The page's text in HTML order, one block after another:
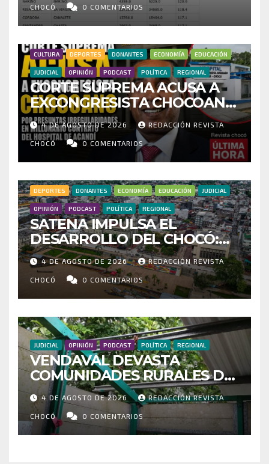
INVESTIGAR PRESUNTO
FRAUDE
CHOCÓ 0 COMENTARIOS
CULTURA DEPORTES DONANTES ECONOMÍA EDUCACIÓN
JUDICIAL OPINIÓN PODCAST POLÍTICA REGIONAL
CORTE SUPREMA ACUSA A
EXCONGRESISTA CHOCOANO
POR PRESUNTAS
IRREGULARIDADES EN
MILLONARIO CONTRATO DEL
HOSPITAL DE ACANDÍ
4 DE AGOSTO DE 2026 REDACCIÓN REVISTA
CHOCÓ 0 COMENTARIOS
DEPORTES DONANTES ECONOMÍA EDUCACIÓN JUDICIAL
OPINIÓN PODCAST POLÍTICA REGIONAL
SATENA IMPULSA EL
DESARROLLO DEL CHOCÓ:
MÁS DE 35 MIL PASAJEROS
MOVILIZADOS Y NUEVAS
RUTAS FORTALECEN LA
CONECTIVIDAD
4 DE AGOSTO DE 2026 REDACCIÓN REVISTA
CHOCÓ 0 COMENTARIOS
JUDICIAL OPINIÓN PODCAST POLÍTICA REGIONAL
VENDAVAL DEVASTA
COMUNIDADES RURALES DE
RIOSUCIO: ESCUELAS,
VIVIENDAS Y CEMENTERIO
ENTRE LOS AFECTADOS
4 DE AGOSTO DE 2026 REDACCIÓN REVISTA
CHOCÓ 0 COMENTARIOS